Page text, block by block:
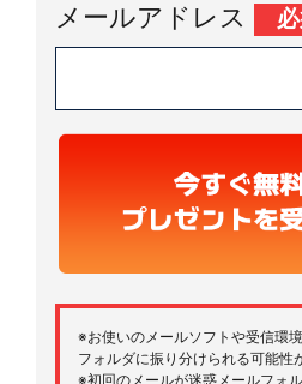
メールアドレス
※お使いのメールソフトや受信環
フォルダに振り分けられる可能性
※初回のメールが迷惑メールフォ